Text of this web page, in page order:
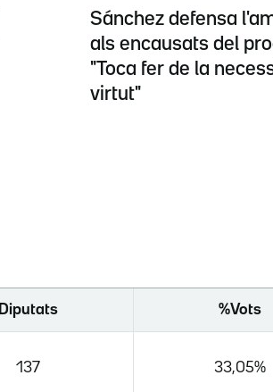
Sánchez defensa
als encausats del
"Toca fer de la
virtut"
Diputats %Vots
137 33,05%